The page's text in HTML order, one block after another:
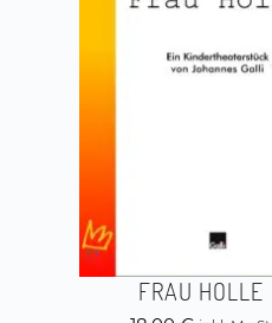
FRAU HOLLE